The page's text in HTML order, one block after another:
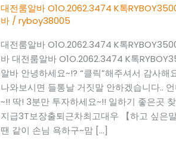
대전룸알바 O1O.2062.3474 K톡
바 /ryboy38005
대전룸알바 O1O.2062.3474 K톡
바 대전룸알바 O1O.2062.3474 K톡
알바 안녕하세요~!? “클릭”해주셔서 감사
나와보시면 들통날 거짓말 안하겠습니다..
~!! 딱! 3분만 투자하세요~!! 일하기 좋은곳
지급3T보장출퇴근차최고대우 【하고 싶은
땐 같이 손님 욕하구~맘 […]
RYBOY3500
성
동
노
래
방
알
바
두